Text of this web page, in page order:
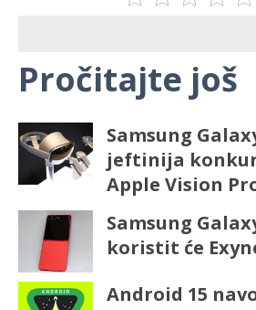
Pročitajte još
Samsung
jeftinija
Apple Vision
Samsung
koristit će
Android 15